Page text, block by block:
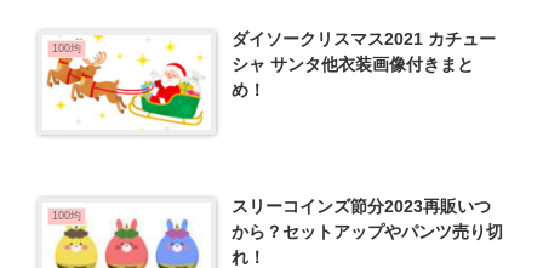
100均
ダイソークリスマス2021 カチュー
シャ サンタ他衣装画像付きまと
め！
100均
スリーコインズ節分2023再販いつ
から？セットアップやパンツ売り切
れ！